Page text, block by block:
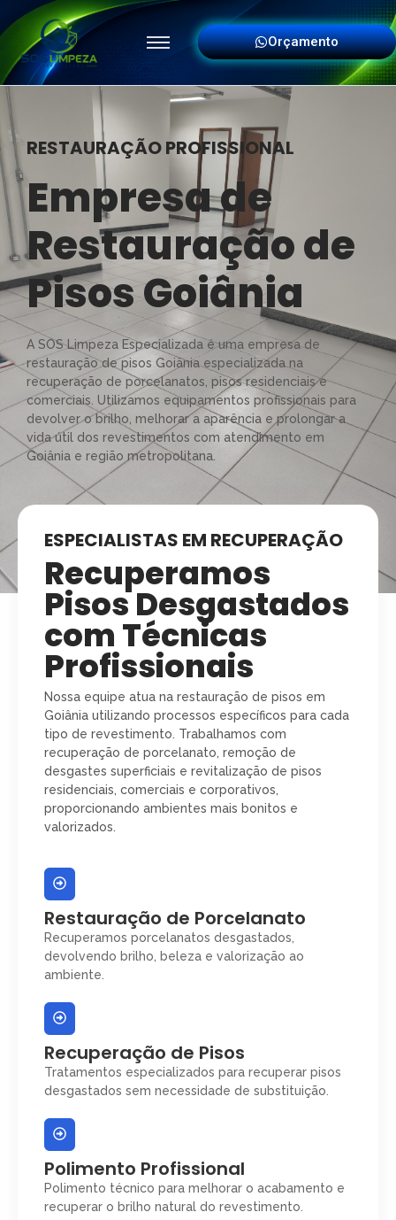
Orçamento
RESTAURAÇÃO PROFISSIONAL
Empresa de
Restauração de
Pisos Goiânia
A SOS Limpeza Especializada é uma empresa de
restauração de pisos Goiânia especializada na
recuperação de porcelanatos, pisos residenciais e
comerciais. Utilizamos equipamentos profissionais para
devolver o brilho, melhorar a aparência e prolongar a
vida útil dos revestimentos com atendimento em
Goiânia e região metropolitana.
ESPECIALISTAS EM RECUPERAÇÃO
Recuperamos
Pisos Desgastados
com Técnicas
Profissionais
Nossa equipe atua na restauração de pisos em
Goiânia utilizando processos específicos para cada
tipo de revestimento. Trabalhamos com
recuperação de porcelanato, remoção de
desgastes superficiais e revitalização de pisos
residenciais, comerciais e corporativos,
proporcionando ambientes mais bonitos e
valorizados.
Restauração de Porcelanato
Recuperamos porcelanatos desgastados,
devolvendo brilho, beleza e valorização ao
ambiente.
Recuperação de Pisos
Tratamentos especializados para recuperar pisos
desgastados sem necessidade de substituição.
Polimento Profissional
Polimento técnico para melhorar o acabamento e
recuperar o brilho natural do revestimento.